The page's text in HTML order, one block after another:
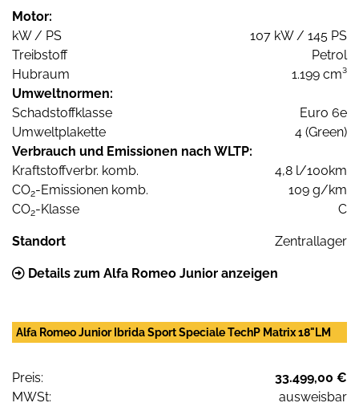
Motor:
kW / PS
107 kW / 145 PS
Treibstoff
Petrol
Hubraum
1.199 cm³
Umweltnormen:
Schadstoffklasse
Euro 6e
Umweltplakette
4 (Green)
Verbrauch und Emissionen nach WLTP:
Kraftstoffverbr. komb.
4,8 l/100km
CO2-Emissionen komb.
109 g/km
CO2-Klasse C
Standort Zentrallager
Details zum Alfa Romeo Junior anzeigen
Alfa Romeo Junior Ibrida Sport Speciale TechP Matrix 18"LM
Preis:
33.499,00 €
MWSt:
ausweisbar